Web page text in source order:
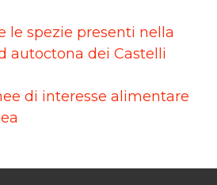
le spezie presenti nella
autoctona dei Castelli
di interesse alimentare